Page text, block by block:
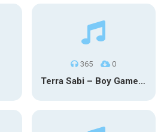
365 0
Terra Sabi – Boy Game X Marcia Cruz